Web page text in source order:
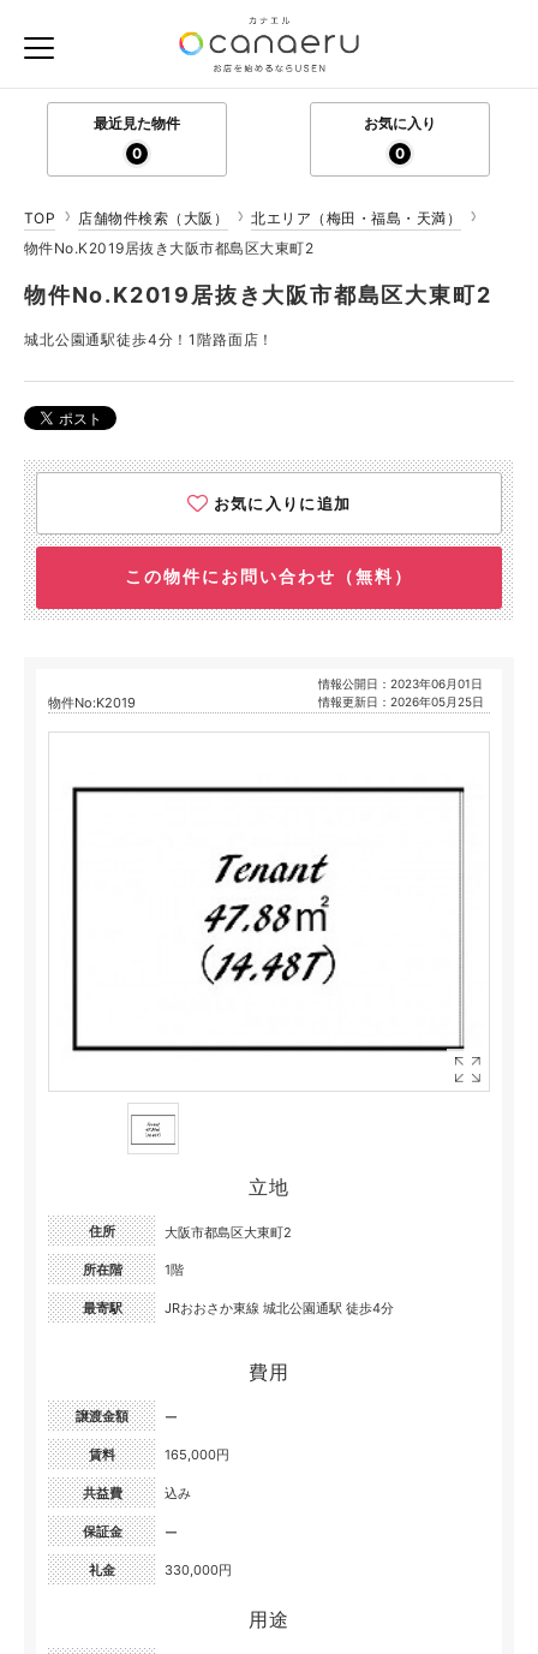
最近見た物件
0
お気に入り
0
TOP 店舗物件検索（大阪）
北エリア（梅田・福島・天満）
物件No.K2019居抜き大阪市都島区大東町2
物件No.K2019居抜き大阪市都島区大東町2
城北公園通駅徒歩4分！1階路面店！
お気に入りに追加
この物件にお問い合わせ（無料）
物件No:K2019
情報公開日：2023年06月01日
情報更新日：2026年05月25日
立地
住所 大阪市都島区大東町2
所在階 1階
最寄駅 JRおおさか東線 城北公園通駅 徒歩4分
費用
譲渡金額 ー
賃料 165,000円
共益費 込み
保証金 ー
礼金 330,000円
用途